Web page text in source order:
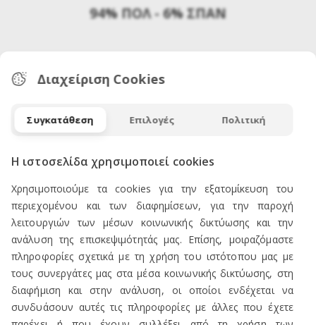
94% ΠΟΛ - 6% ΣΠΑΝ
ΠΡΟΪΟΝΤΑ
Πωλείται Εξοπλισμός καταστήματος ενδυμάτων
Ανδρική Ενδυση
Διαχείριση Cookies
Συγκατάθεση Επιλογές Πολιτική
Η ιστοσελίδα χρησιμοποιεί cookies
Χρησιμοποιούμε τα cookies για την εξατομίκευση του
περιεχομένου και των διαφημίσεων, για την παροχή
λειτουργιών των μέσων κοινωνικής δικτύωσης και την
ανάλυση της επισκεψιμότητάς μας. Επίσης, μοιραζόμαστε
πληροφορίες σχετικά με τη χρήση του ιστότοπου μας με
τους συνεργάτες μας στα μέσα κοινωνικής δικτύωσης, στη
διαφήμιση και στην ανάλυση, οι οποίοι ενδέχεται να
συνδυάσουν αυτές τις πληροφορίες με άλλες που έχετε